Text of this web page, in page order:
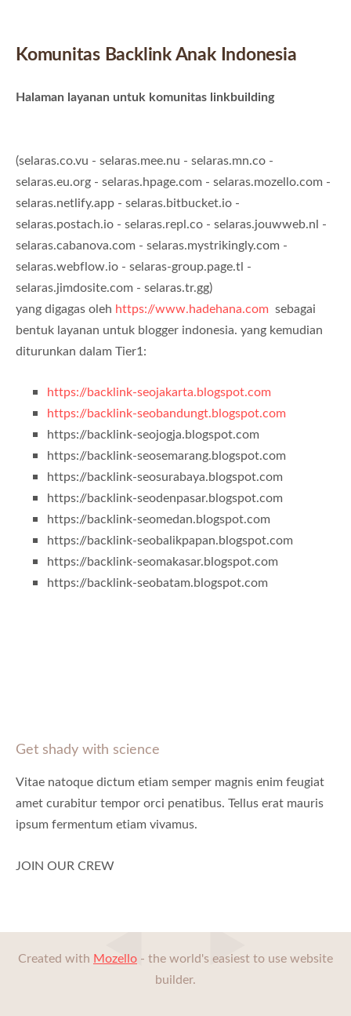
Komunitas Backlink Anak Indonesia
Halaman layanan untuk komunitas linkbuilding
(selaras.co.vu - selaras.mee.nu - selaras.mn.co -
selaras.eu.org - selaras.hpage.com - selaras.mozello.com -
selaras.netlify.app - selaras.bitbucket.io -
selaras.postach.io - selaras.repl.co - selaras.jouwweb.nl -
selaras.cabanova.com - selaras.mystrikingly.com -
selaras.webflow.io - selaras-group.page.tl -
selaras.jimdosite.com - selaras.tr.gg)
yang digagas oleh https://www.hadehana.com sebagai
bentuk layanan untuk blogger indonesia. yang kemudian
diturunkan dalam Tier1:
https://backlink-seojakarta.blogspot.com
https://backlink-seobandungt.blogspot.com
https://backlink-seojogja.blogspot.com
https://backlink-seosemarang.blogspot.com
https://backlink-seosurabaya.blogspot.com
https://backlink-seodenpasar.blogspot.com
https://backlink-seomedan.blogspot.com
https://backlink-seobalikpapan.blogspot.com
https://backlink-seomakasar.blogspot.com
https://backlink-seobatam.blogspot.com
Get shady with science
Vitae natoque dictum etiam semper magnis enim feugiat
amet curabitur tempor orci penatibus. Tellus erat mauris
ipsum fermentum etiam vivamus.
JOIN OUR CREW
Created with Mozello - the world's easiest to use website
builder.